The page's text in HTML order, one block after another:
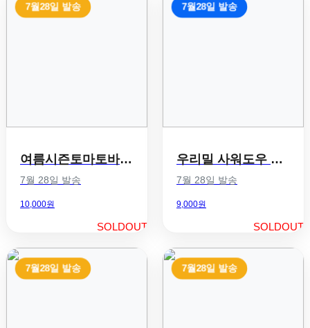
7월28일 발송
여름시즌토마토바질버터
7월 28일 발송
10,000원
SOLDOUT
7월28일 발송
우리밀 사워도우 장작화덕빵
7월 28일 발송
9,000원
SOLDOUT
7월28일 발송 7월28일 발송